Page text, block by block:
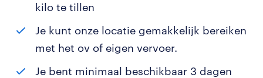
kilo te tillen
Je kunt onze locatie gemakkelijk bereiken
met het ov of eigen vervoer.
Je bent minimaal beschikbaar 3 dagen